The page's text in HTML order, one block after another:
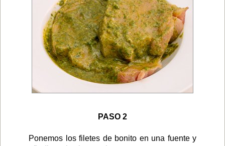
PASO 2
Ponemos los filetes de bonito en una fuente y